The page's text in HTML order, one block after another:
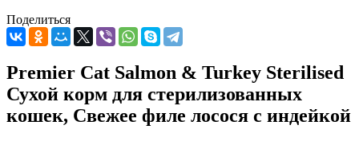
Поделиться
Premier Cat Salmon & Turkey Sterilised
Сухой корм для стерилизованных
кошек, Свежее филе лосося с индейкой